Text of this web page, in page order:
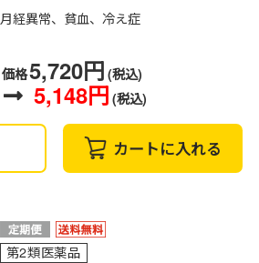
月経異常、貧血、冷え症
価格5,720円 (税込)
5,148円 (税込)
カートに入れる
第2類医薬品